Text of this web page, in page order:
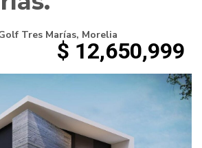
Tres Marías, Morelia
$ 12,650,999